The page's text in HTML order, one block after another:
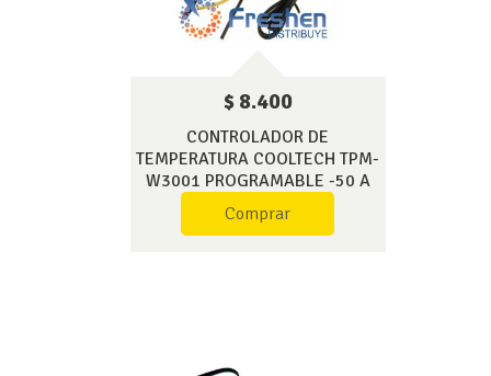
$ 8.400
CONTROLADOR DE
TEMPERATURA COOLTECH TPM-
W3001 PROGRAMABLE -50 A
110°C 1500W
Comprar